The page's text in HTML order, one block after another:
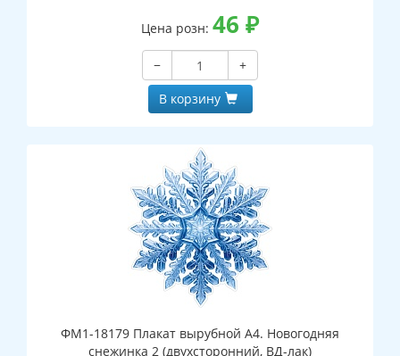
Цена розн: 46 ₽
−
+
В корзину
ФМ1-18179 Плакат вырубной А4. Новогодняя
снежинка 2 (двухсторонний, ВД-лак)